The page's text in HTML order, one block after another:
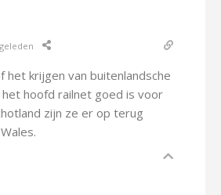
het krijgen van buitenlandsche
hoofd railnet goed is voor
zijn ze er op terug